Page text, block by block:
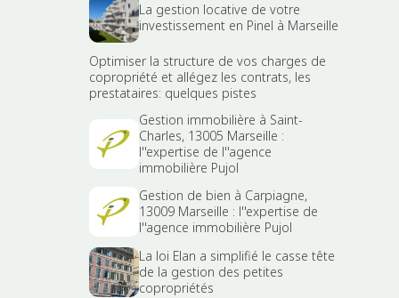
La gestion locative de votre
investissement en Pinel à Marseille
Optimiser la structure de vos charges de
copropriété et allégez les contrats, les
prestataires: quelques pistes
Gestion immobilière à Saint-
Charles, 13005 Marseille :
l''expertise de l''agence
immobilière Pujol
Gestion de bien à Carpiagne,
13009 Marseille : l''expertise de
l''agence immobilière Pujol
La loi Elan a simplifié le casse tête
de la gestion des petites
copropriétés